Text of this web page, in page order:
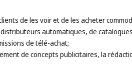
de les voir et de les acheter
automatiques, de
de télé-achat;
de concepts publicitaires, la